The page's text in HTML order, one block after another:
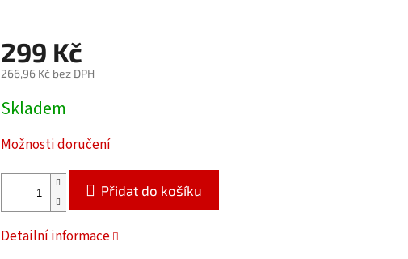
299 Kč
266,96 Kč bez DPH
Měrná
cena:
Skladem
Možnosti doručení
Přidat do košíku
Detailní informace